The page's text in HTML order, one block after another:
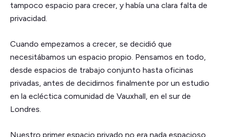
tampoco espacio para crecer, y había una clara falta de
privacidad.
Cuando empezamos a crecer, se decidió que
necesitábamos un espacio propio. Pensamos en todo,
desde espacios de trabajo conjunto hasta oficinas
privadas, antes de decidirnos finalmente por un estudio
en la ecléctica comunidad de Vauxhall, en el sur de
Londres.
Nuestro primer espacio privado no era nada espacioso,